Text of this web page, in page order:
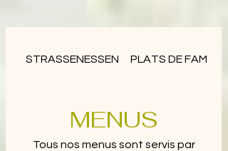
STRASSENESSEN PLATS DE FAMILLE
MENUS
Tous nos menus sont servis par